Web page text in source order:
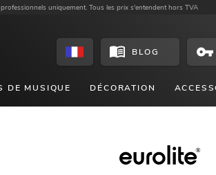
uniquement. Tous les prix s'entendent hors TVA
BLOG
DE MUSIQUE DÉCORATION